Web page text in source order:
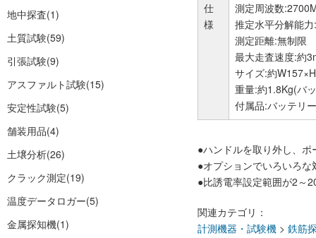
地中探査(1)
土質試験(59)
引張試験(9)
アスファルト試験(15)
安定性試験(5)
舗装用品(4)
土壌分析(26)
クラック測定(19)
温度データロガー(5)
金属探知機(1)
仕
様
測定周波数
推定水平分解能
測定距離:無制限
最大走査速度:約
サイズ:約
重量:約1.8Kg(バ
付属品:バッテリ
●ハンドルを取り外し、
●オプションでいろいろ
●比誘電率設定範囲が2～
関連カテゴリ：
計測機器・試験機 > 鉄筋